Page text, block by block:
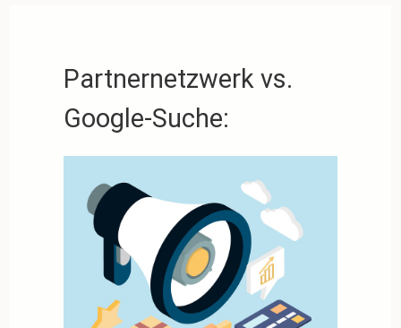
Partnernetzwerk vs.
Google-Suche: